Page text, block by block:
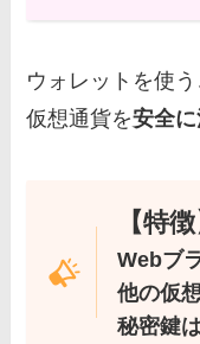
ウォレットを使う
仮想通貨を安全
【特徴
Webブ
他の仮
秘密鍵